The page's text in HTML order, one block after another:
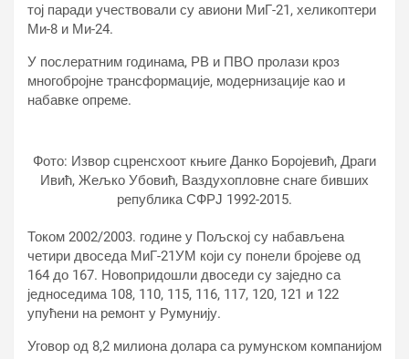
тој паради учествовали су авиони МиГ-21, хеликоптери
Ми-8 и Ми-24.
У послератним годинама, РВ и ПВО пролази кроз
многобројне трансформације, модернизације као и
набавке опреме.
Фото: Извор сцренсхоот књиге Данко Боројевић, Драги
Ивић, Жељко Убовић, Ваздухопловне снаге бивших
република СФРЈ 1992-2015.
Током 2002/2003. године у Пољској су набављена
четири двоседа МиГ-21УМ који су понели бројеве од
164 до 167. Новопридошли двоседи су заједно са
једноседима 108, 110, 115, 116, 117, 120, 121 и 122
упућени на ремонт у Румунију.
Уговор од 8,2 милиона долара са румунском компанијом